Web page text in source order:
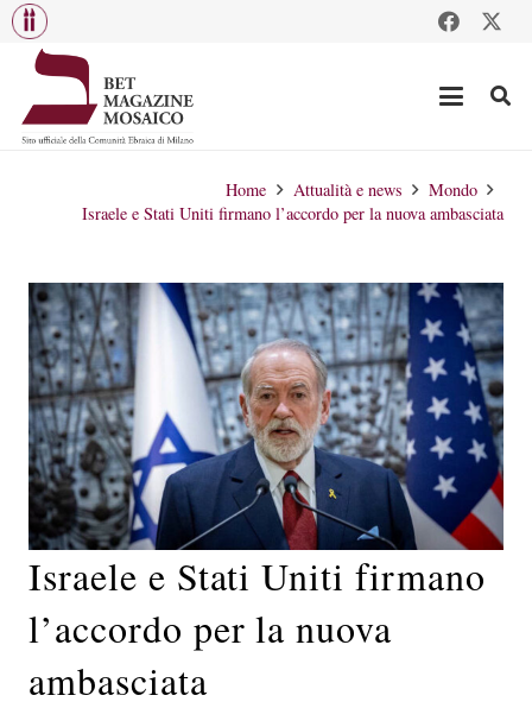
Home Attualità e news
Mondo
Israele e Stati Uniti firmano l’accordo per la nuova ambasciata
Israele e Stati Uniti firmano
l’accordo per la nuova
ambasciata